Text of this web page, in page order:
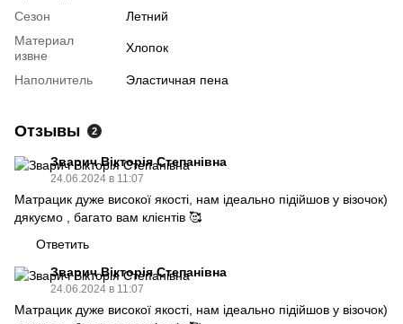
Сезон
Летний
Материал
извне
Хлопок
Наполнитель Эластичная пена
Отзывы 2
Зварич Вікторія Степанівна
24.06.2024 в 11:07
Матрацик дуже високої якості, нам ідеально підійшов у візочок)
дякуємо , багато вам клієнтів 🥰
Ответить
Зварич Вікторія Степанівна
24.06.2024 в 11:07
Матрацик дуже високої якості, нам ідеально підійшов у візочок)